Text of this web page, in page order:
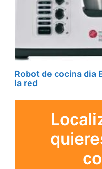
Robot de cocina dia
la red